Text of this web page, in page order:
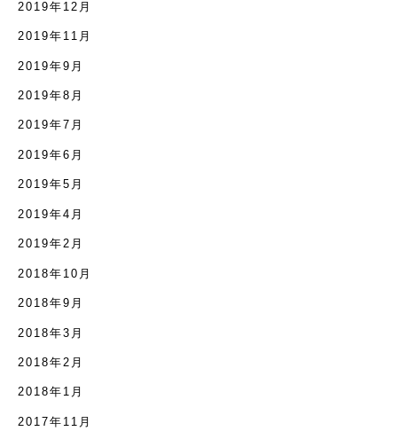
2019年12月
2019年11月
2019年9月
2019年8月
2019年7月
2019年6月
2019年5月
2019年4月
2019年2月
2018年10月
2018年9月
2018年3月
2018年2月
2018年1月
2017年11月